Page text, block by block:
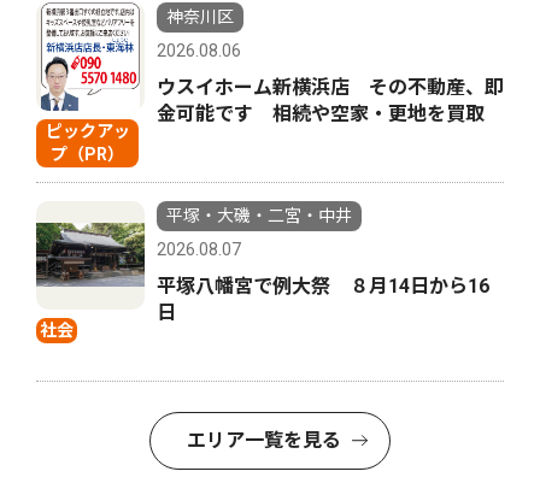
ピックアッ
プ（PR）
神奈川区
2026.08.06
ウスイホーム新横浜店 その不動産、即
金可能です 相続や空家・更地を買取
社会
平塚・大磯・二宮・中井
2026.08.07
平塚八幡宮で例大祭 ８月14日から16
日
エリア一覧を見る